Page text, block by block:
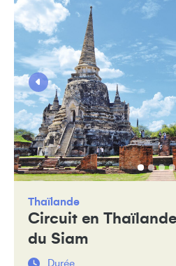
Thaïlande
Circuit en
du Siam
Durée